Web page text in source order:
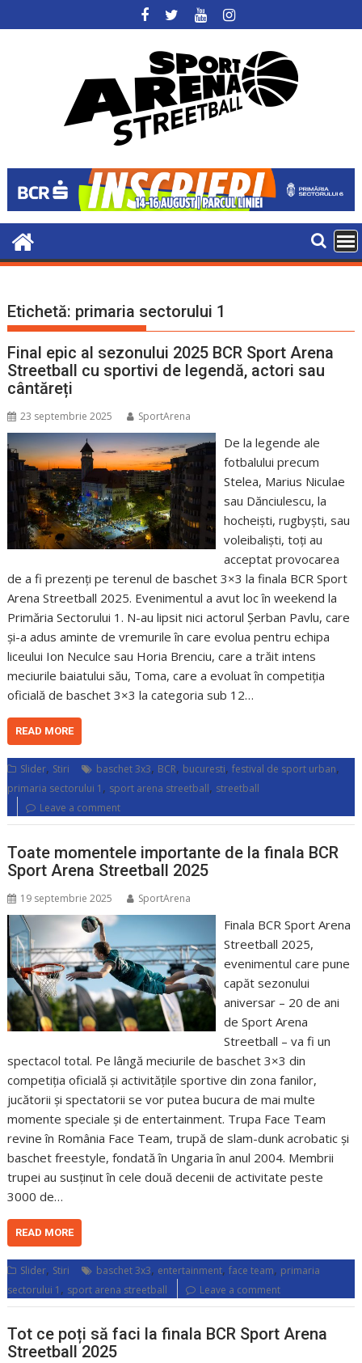
to
Etichetă: primaria sectorului 1
Final epic al sezonului 2025 BCR Sport Arena
Streetball cu sportivi de legendă, actori sau
cântăreți
23 septembrie 2025 SportArena
De la legende ale
fotbalului precum
Stelea, Marius Niculae
sau Dănciulescu, la
hocheiști, rugbyști, sau
voleibaliști, toți au
acceptat provocarea
de a fi prezenți pe terenul de baschet 3×3 la finala BCR Sport
Arena Streetball 2025. Evenimentul a avut loc în weekend la
Primăria Sectorului 1. N-au lipsit nici actorul Șerban Pavlu, care
și-a adus aminte de vremurile în care evolua pentru echipa
liceului Ion Neculce sau Horia Brenciu, care a trăit intens
meciurile baiatului său, Toma, care a evoluat în competiția
oficială de baschet 3×3 la categoria sub 12…
READ MORE
Slider, Stiri baschet 3x3, BCR, bucuresti,festival de sport urban,
primaria sectorului 1 , sport arena streetball, streetball
Leave a comment
Toate momentele importante de la finala BCR
Sport Arena Streetball 2025
19 septembrie 2025 SportArena
Finala BCR Sport Arena
Streetball 2025,
evenimentul care pune
capăt sezonului
aniversar – 20 de ani
de Sport Arena
Streetball – va fi un
spectacol total. Pe lângă meciurile de baschet 3×3 din
competiția oficială și activitățile sportive din zona fanilor,
jucătorii și spectatorii se vor putea bucura de mai multe
momente speciale și de entertainment. Trupa Face Team
revine în România Face Team, trupă de slam-dunk acrobatic și
baschet freestyle, fondată în Ungaria în anul 2004. Membrii
trupei au susținut în cele două decenii de activitate peste
3000 de…
READ MORE
Slider, Stiri baschet 3x3, entertainment,face team, primaria
sectorului 1 , sport arena streetball Leave a comment
Tot ce poți să faci la finala BCR Sport Arena
Streetball 2025